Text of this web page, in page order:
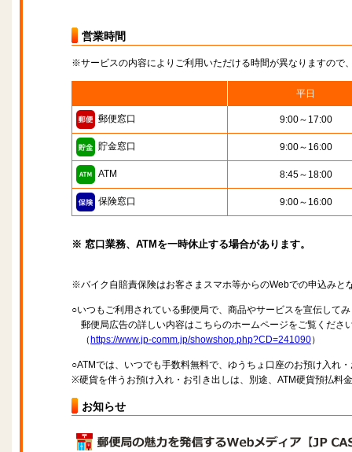
営業時間
※サービスの内容によりご利用いただける時間が異なりますので
平日
郵便窓口 9:00～17:00
貯金窓口 9:00～16:00
ATM 8:45～18:00
保険窓口 9:00～16:00
※ 窓口業務、ATMを一時休止する場合があります。
※バイク自賠責保険はお客さまスマホ等からのWebでの申込みと
○いつもご利用されている郵便局で、商品やサービスを宣伝して
郵便局広告の詳しい内容はこちらのホームページをご覧くださ
（ https://www.jp-comm.jp/showshop.php?CD=241090）
○ATMでは、いつでも手数料無料で、ゆうちょ口座のお預け入れ
※硬貨を伴うお預け入れ・お引き出しは、別途、ATM硬貨預払料
お知らせ